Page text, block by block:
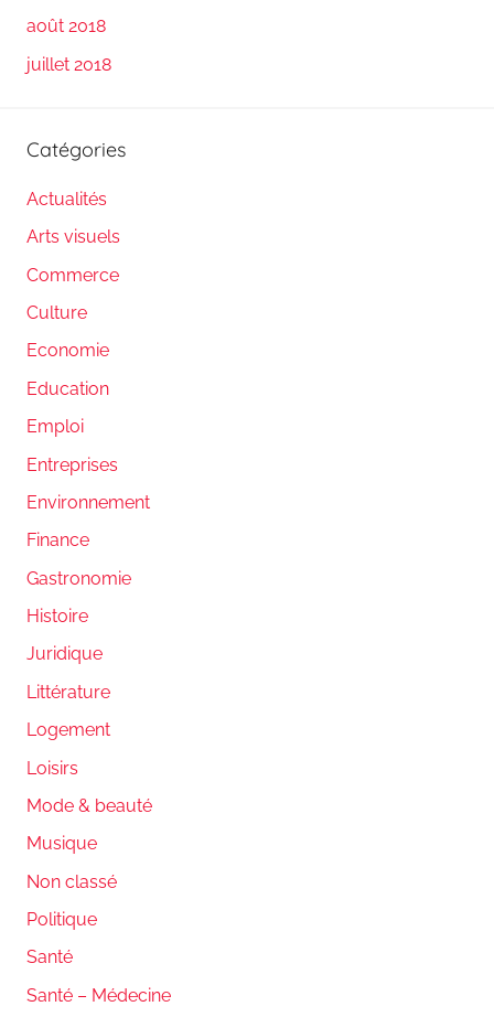
août 2018
juillet 2018
Catégories
Actualités
Arts visuels
Commerce
Culture
Economie
Education
Emploi
Entreprises
Environnement
Finance
Gastronomie
Histoire
Juridique
Littérature
Logement
Loisirs
Mode & beauté
Musique
Non classé
Politique
Santé
Santé – Médecine